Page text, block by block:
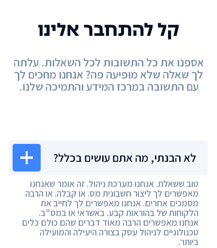
לא הבנתי, מה אתם עושים בכלל?
טוב ששאלת. אנחנו מערכת ניהול. זה אומר שאנחנו
מאפשרים לך ליצור חשבונית מס. או קבלה. או הרבה
מסמכים אחרים. אנחנו מאפשרים לך לחייב את
הלקוחות של בהוראות קבע. באשראי או במס"ב.
אנחנו מאפשרים הרבה מאוד דברים שהם כולם כלים
טכנולוגיים לניהול עסק בצורה היעילה והמועילה
ביותר.
קל להתחבר אלינו
אספנו את כל התשובות לכל השאלות. עלתה
לך שאלה שלא מופיעה פה? אנחנו מחכים לך
עם התשובה במרכז המידע והתמיכה שלנו.